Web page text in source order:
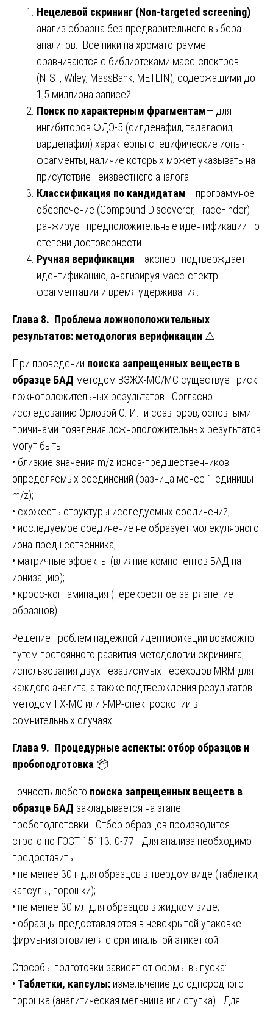
Нецелевой скрининг (Non-targeted screening)—
анализ образца без предварительного выбора
аналитов. Все пики на хроматограмме
сравниваются с библиотеками масс-спектров
(NIST, Wiley, MassBank, METLIN), содержащими до
1,5 миллиона записей.
Поиск по характерным фрагментам— для
ингибиторов ФДЭ-5 (силденафил, тадалафил,
варденафил) характерны специфические ионы-
фрагменты, наличие которых может указывать на
присутствие неизвестного аналога.
Классификация по кандидатам— программное
обеспечение (Compound Discoverer, TraceFinder)
ранжирует предположительные идентификации по
степени достоверности.
Ручная верификация— эксперт подтверждает
идентификацию, анализируя масс-спектр
фрагментации и время удерживания.
Глава 8. Проблема ложноположительных
результатов: методология верификации ⚠️
При проведении поиска запрещенных веществ в
образце БАД методом ВЭЖХ-МС/МС существует риск
ложноположительных результатов. Согласно
исследованию Орловой О. И. и соавторов, основными
причинами появления ложноположительных результатов
могут быть:
• близкие значения m/z ионов-предшественников
определяемых соединений (разница менее 1 единицы
m/z);
• схожесть структуры исследуемых соединений;
• исследуемое соединение не образует молекулярного
иона-предшественника;
• матричные эффекты (влияние компонентов БАД на
ионизацию);
• кросс-контаминация (перекрестное загрязнение
образцов).
Решение проблем надежной идентификации возможно
путем постоянного развития методологии скрининга,
использования двух независимых переходов MRM для
каждого аналита, а также подтверждения результатов
методом ГХ-МС или ЯМР-спектроскопии в
сомнительных случаях.
Глава 9. Процедурные аспекты: отбор образцов и
пробоподготовка 📦
Точность любого поиска запрещенных веществ в
образце БАД закладывается на этапе
пробоподготовки. Отбор образцов производится
строго по ГОСТ 15113. 0-77. Для анализа необходимо
предоставить:
• не менее 30 г для образцов в твердом виде (таблетки,
капсулы, порошки);
• не менее 30 мл для образцов в жидком виде;
• образцы предоставляются в невскрытой упаковке
фирмы-изготовителя с оригинальной этикеткой.
Способы подготовки зависят от формы выпуска:
• Таблетки, капсулы: измельчение до однородного
порошка (аналитическая мельница или ступка). Для